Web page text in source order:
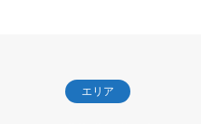
エリア